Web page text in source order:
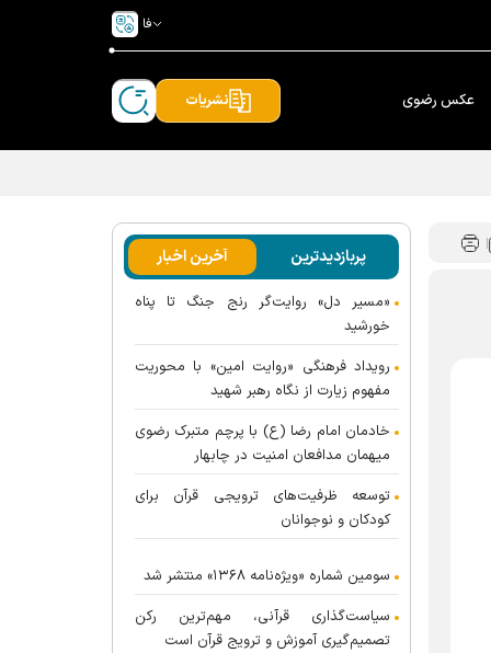
فا
عکس رضوی نشریات
پربازدیدترین آخرین اخبار
«مسیر دل» روایت‌گر رنج جنگ تا پناه
خورشید
رویداد فرهنگی «روایت امین» با محوریت
مفهوم زیارت از نگاه رهبر شهید
خادمان امام رضا (ع) با پرچم متبرک رضوی
میهمان مدافعان امنیت در چابهار
توسعه ظرفیت‌های ترویجی قرآن برای
کودکان و نوجوانان
سومین شماره «ویژه‌نامه ۱۳۶۸» منتشر شد
سیاست‌گذاری قرآنی، مهم‌ترین رکن
تصمیم‌گیری آموزش و ترویج قرآن است